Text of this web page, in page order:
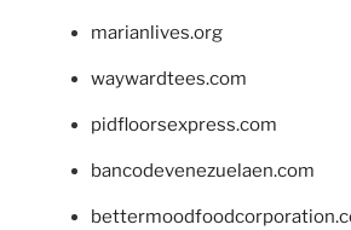
marianlives.org
waywardtees.com
pidfloorsexpress.com
bancodevenezuelaen.com